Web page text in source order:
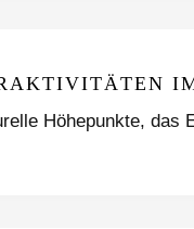
Höhepunkte, das